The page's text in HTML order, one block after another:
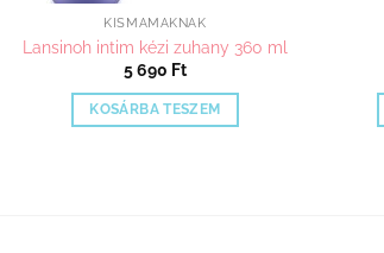
KISMAMÁKNAK
Lansinoh intim kézi zuhany 360 ml
5 690 Ft
KOSÁRBA TESZEM